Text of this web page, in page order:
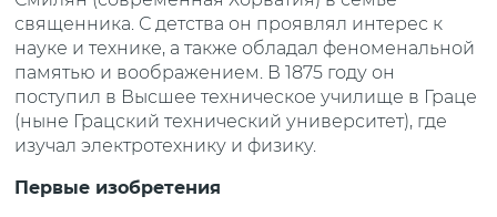
священника. С детства он проявлял интерес к
науке и технике, а также обладал феноменальной
памятью и воображением. В 1875 году он
поступил в Высшее техническое училище в Граце
(ныне Грацский технический университет), где
изучал электротехнику и физику.
Первые изобретения